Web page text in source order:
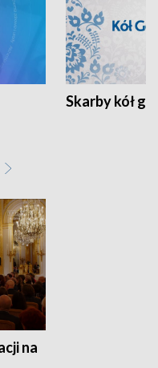
Skarby kół
na